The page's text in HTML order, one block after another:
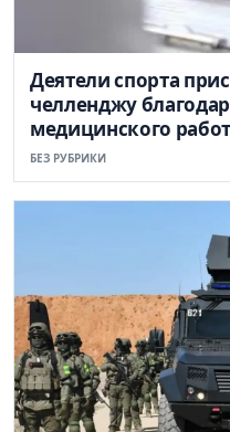
Деятели спорта
челленджу
медицинского
БЕЗ РУБРИКИ